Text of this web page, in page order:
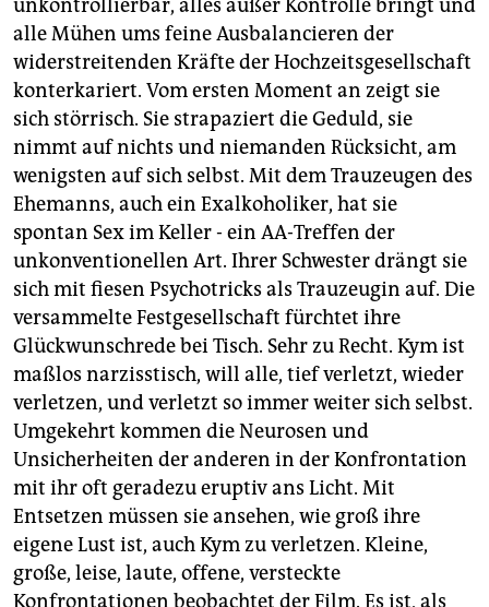
unkontrollierbar, alles außer Kontrolle bringt und
alle Mühen ums feine Ausbalancieren der
widerstreitenden Kräfte der Hochzeitsgesellschaft
konterkariert. Vom ersten Moment an zeigt sie
sich störrisch. Sie strapaziert die Geduld, sie
nimmt auf nichts und niemanden Rücksicht, am
wenigsten auf sich selbst. Mit dem Trauzeugen des
Ehemanns, auch ein Exalkoholiker, hat sie
spontan Sex im Keller - ein AA-Treffen der
unkonventionellen Art. Ihrer Schwester drängt sie
sich mit fiesen Psychotricks als Trauzeugin auf. Die
versammelte Festgesellschaft fürchtet ihre
Glückwunschrede bei Tisch. Sehr zu Recht. Kym ist
maßlos narzisstisch, will alle, tief verletzt, wieder
verletzen, und verletzt so immer weiter sich selbst.
Umgekehrt kommen die Neurosen und
Unsicherheiten der anderen in der Konfrontation
mit ihr oft geradezu eruptiv ans Licht. Mit
Entsetzen müssen sie ansehen, wie groß ihre
eigene Lust ist, auch Kym zu verletzen. Kleine,
große, leise, laute, offene, versteckte
Konfrontationen beobachtet der Film. Es ist, als